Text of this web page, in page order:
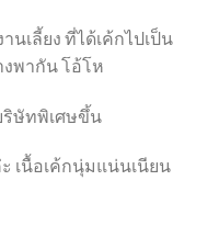
เลี้ยง ที่ได้เค้กไปเป็น
งพากัน โอ้โห
ริษัทพิเศษขึ้น
เนื้อเค้กนุ่มแน่นเนียน